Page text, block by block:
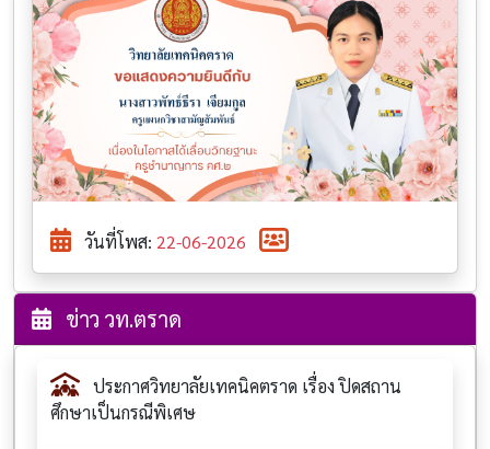
วันที่โพส: 22-06-2026
ข่าว วท.ตราด
ประกาศวิทยาลัยเทคนิคตราด เรื่อง ปิดสถาน
ศึกษาเป็นกรณีพิเศษ